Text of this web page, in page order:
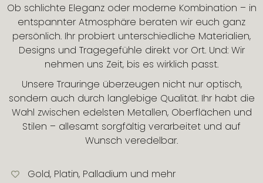
Ob schlichte Eleganz oder moderne Kombination – in
entspannter Atmosphäre beraten wir euch ganz
persönlich. Ihr probiert unterschiedliche Materialien,
Designs und Tragegefühle direkt vor Ort. Und: Wir
nehmen uns Zeit, bis es wirklich passt.
Unsere Trauringe überzeugen nicht nur optisch,
sondern auch durch langlebige Qualität. Ihr habt die
Wahl zwischen edelsten Metallen, Oberflächen und
Stilen – allesamt sorgfältig verarbeitet und auf
Wunsch veredelbar.
Gold, Platin, Palladium und mehr